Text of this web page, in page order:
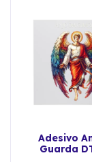
Adesivo
Guarda